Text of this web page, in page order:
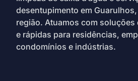
desentupimento em Guarulhos,
região. Atuamos com
e rápidas para residências,
condomínios e indústrias.